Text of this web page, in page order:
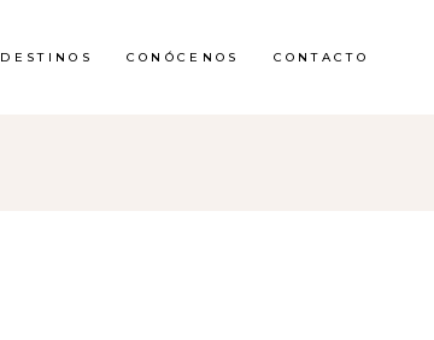
DESTINOS CONÓCENOS CONTACTO